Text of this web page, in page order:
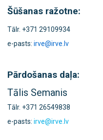
Šūšanas ražotne:
Tālr. +371 29109934
e-pasts: irve@irve.lv
Pārdošanas daļa:
Tālis Semanis
Tālr. +371 26549838
e-pasts: irve@irve.lv